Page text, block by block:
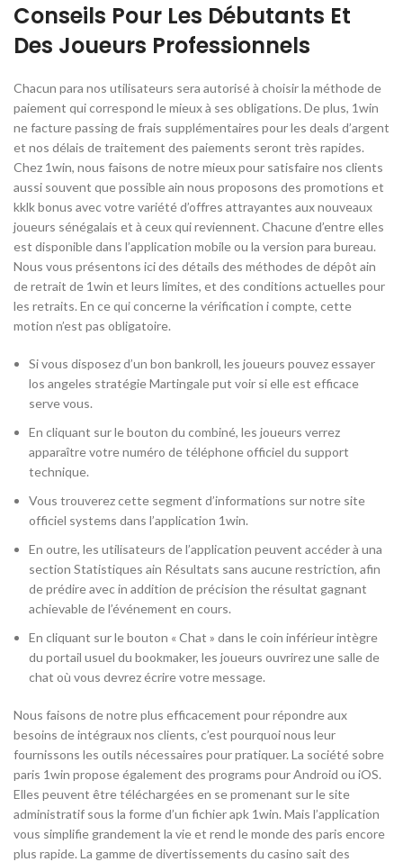
Conseils Pour Les Débutants Et
Des Joueurs Professionnels
Chacun para nos utilisateurs sera autorisé à choisir la méthode de
paiement qui correspond le mieux à ses obligations. De plus, 1win
ne facture passing de frais supplémentaires pour les deals d’argent
et nos délais de traitement des paiements seront très rapides.
Chez 1win, nous faisons de notre mieux pour satisfaire nos clients
aussi souvent que possible ain nous proposons des promotions et
kklk bonus avec votre variété d’offres attrayantes aux nouveaux
joueurs sénégalais et à ceux qui reviennent. Chacune d’entre elles
est disponible dans l’application mobile ou la version para bureau.
Nous vous présentons ici des détails des méthodes de dépôt ain
de retrait de 1win et leurs limites, et des conditions actuelles pour
les retraits. En ce qui concerne la vérification i compte, cette
motion n’est pas obligatoire.
Si vous disposez d’un bon bankroll, les joueurs pouvez essayer
los angeles stratégie Martingale put voir si elle est efficace
serve vous.
En cliquant sur le bouton du combiné, les joueurs verrez
apparaître votre numéro de téléphone officiel du support
technique.
Vous trouverez cette segment d’informations sur notre site
officiel systems dans l’application 1win.
En outre, les utilisateurs de l’application peuvent accéder à una
section Statistiques ain Résultats sans aucune restriction, afin
de prédire avec in addition de précision the résultat gagnant
achievable de l’événement en cours.
En cliquant sur le bouton « Chat » dans le coin inférieur intègre
du portail usuel du bookmaker, les joueurs ouvrirez une salle de
chat où vous devrez écrire votre message.
Nous faisons de notre plus efficacement pour répondre aux
besoins de intégraux nos clients, c’est pourquoi nous leur
fournissons les outils nécessaires pour pratiquer. La société sobre
paris 1win propose également des programs pour Android ou iOS.
Elles peuvent être téléchargées en se promenant sur le site
administratif sous la forme d’un fichier apk 1win. Mais l’application
vous simplifie grandement la vie et rend le monde des paris encore
plus rapide. La gamme de divertissements du casino sait des